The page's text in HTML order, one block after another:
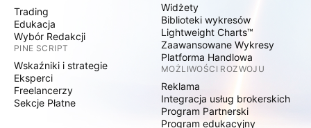
Trading
Edukacja
Wybór Redakcji
PINE SCRIPT
Wskaźniki i strategie
Eksperci
Freelancerzy
Sekcje Płatne
Widżety
Biblioteki wykresów
Lightweight Charts™
Zaawansowane Wykresy
Platforma Handlowa
MOŻLIWOŚCI ROZWOJU
Reklama
Integracja usług brokerskich
Program Partnerski
Program edukacyjny